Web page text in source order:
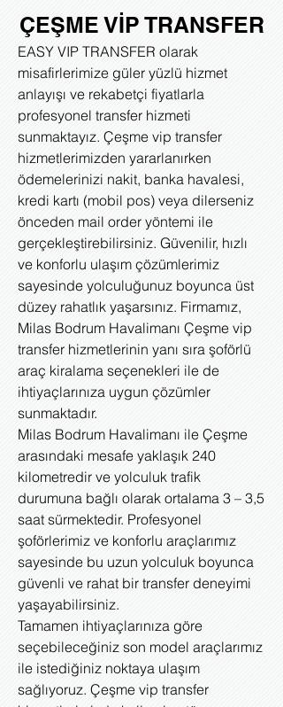
ÇEŞME VİP TRANSFER
EASY VIP TRANSFER olarak
misafirlerimize güler yüzlü hizmet
anlayışı ve rekabetçi fiyatlarla
profesyonel transfer hizmeti
sunmaktayız. Çeşme vip transfer
hizmetlerimizden yararlanırken
ödemelerinizi nakit, banka havalesi,
kredi kartı (mobil pos) veya dilerseniz
önceden mail order yöntemi ile
gerçekleştirebilirsiniz. Güvenilir, hızlı
ve konforlu ulaşım çözümlerimiz
sayesinde yolculuğunuz boyunca üst
düzey rahatlık yaşarsınız. Firmamız,
Milas Bodrum Havalimanı Çeşme vip
transfer hizmetlerinin yanı sıra şoförlü
araç kiralama seçenekleri ile de
ihtiyaçlarınıza uygun çözümler
sunmaktadır.
Milas Bodrum Havalimanı ile Çeşme
arasındaki mesafe yaklaşık 240
kilometredir ve yolculuk trafik
durumuna bağlı olarak ortalama 3 – 3,5
saat sürmektedir. Profesyonel
şoförlerimiz ve konforlu araçlarımız
sayesinde bu uzun yolculuk boyunca
güvenli ve rahat bir transfer deneyimi
yaşayabilirsiniz.
Tamamen ihtiyaçlarınıza göre
seçebileceğiniz son model araçlarımız
ile istediğiniz noktaya ulaşım
sağlıyoruz. Çeşme vip transfer